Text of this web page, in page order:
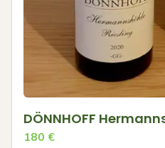
DÖNNHOFF
180 €